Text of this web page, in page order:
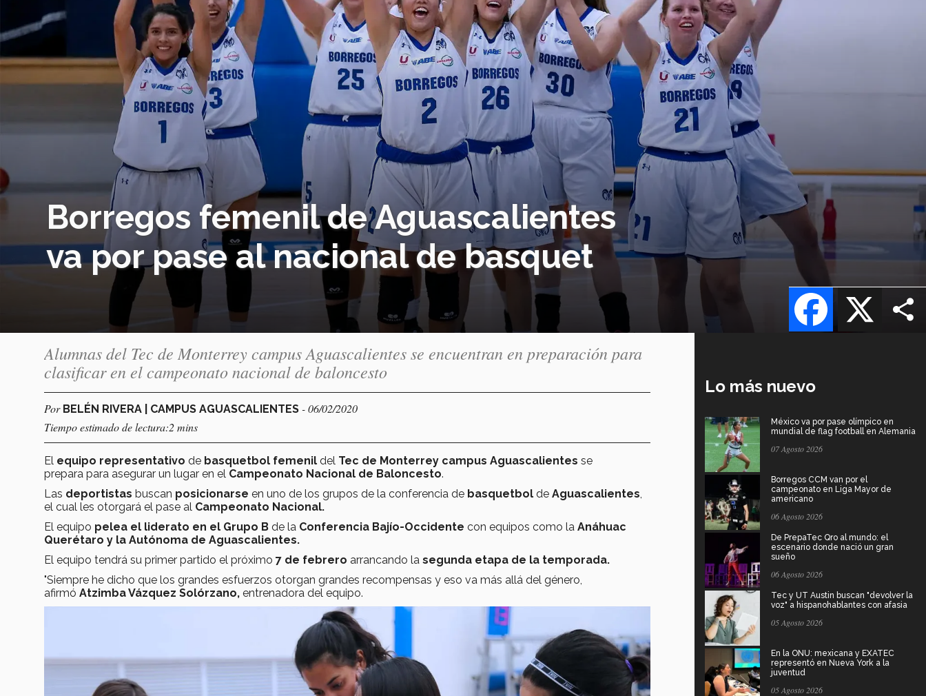
Borregos femenil de Aguascalientes
va por pase al nacional de basquet
X
Facebook
Alumnas del Tec de Monterrey campus Aguascalientes se encuentran en preparación para
clasificar en el campeonato nacional de baloncesto
Por BELÉN RIVERA | CAMPUS AGUASCALIENTES - 06/02/2020
Tiempo estimado de lectura:2 mins
El equipo representativo de basquetbol femenil del Tec de Monterrey campus Aguascalientes se
prepara para asegurar un lugar en el Campeonato Nacional de Baloncesto.
Las deportistas buscan posicionarse en uno de los grupos de la conferencia de basquetbol de Aguascalientes
el cual les otorgará el pase al Campeonato Nacional.
El equipo pelea el liderato en el Grupo B de la Conferencia Bajío-Occidente con equipos como la Anáhuac
Querétaro y la Autónoma de Aguascalientes.
El equipo tendrá su primer partido el próximo 7 de febrero arrancando la segunda etapa de la temporada.
"Siempre he dicho que los grandes esfuerzos otorgan grandes recompensas y eso va más allá del género,
afirmó Atzimba Vázquez Solórzano, entrenadora del equipo.
Lo más nuevo
México va por pase olímpico en
mundial de flag football en Alemania
07 Agosto 2026
Borregos CCM van por el
campeonato en Liga Mayor de
americano
06 Agosto 2026
De PrepaTec Qro al mundo: el
escenario donde nació un gran
sueño
06 Agosto 2026
Tec y UT Austin buscan "devolver la
voz" a hispanohablantes con afasia
05 Agosto 2026
En la ONU: mexicana y EXATEC
representó en Nueva York a la
juventud
05 Agosto 2026